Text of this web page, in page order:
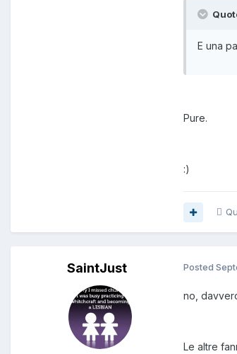
E una
Pure.
:)
SaintJust Posted
no,
Le altre